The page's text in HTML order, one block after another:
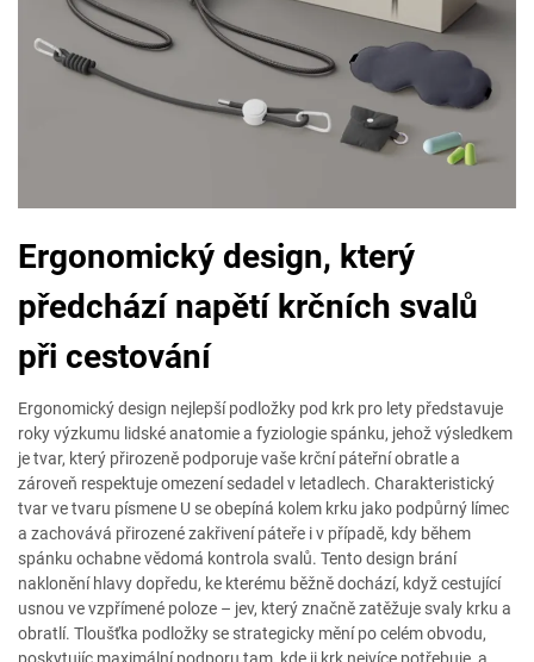
Ergonomický design, který
předchází napětí krčních svalů
při cestování
Ergonomický design nejlepší podložky pod krk pro lety představuje
roky výzkumu lidské anatomie a fyziologie spánku, jehož výsledkem
je tvar, který přirozeně podporuje vaše krční páteřní obratle a
zároveň respektuje omezení sedadel v letadlech. Charakteristický
tvar ve tvaru písmene U se obepíná kolem krku jako podpůrný límec
a zachovává přirozené zakřivení páteře i v případě, kdy během
spánku ochabne vědomá kontrola svalů. Tento design brání
naklonění hlavy dopředu, ke kterému běžně dochází, když cestující
usnou ve vzpřímené poloze – jev, který značně zatěžuje svaly krku a
obratlí. Tloušťka podložky se strategicky mění po celém obvodu,